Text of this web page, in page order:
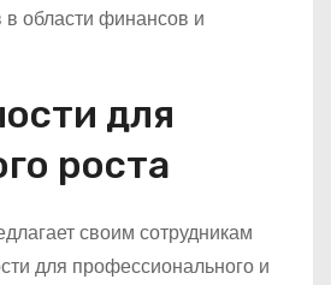
в области финансов и
для
роста
своим сотрудникам
для профессионального и